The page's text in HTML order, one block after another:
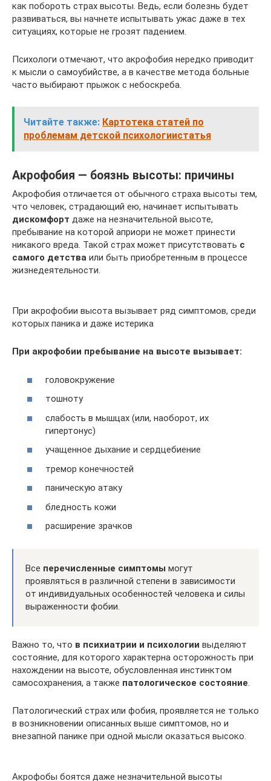
как побороть страх высоты. Ведь, если болезнь будет
развиваться, вы начнете испытывать ужас даже в тех
ситуациях, которые не грозят падением.
Психологи отмечают, что акрофобия нередко приводит
к мысли о самоубийстве, а в качестве метода больные
часто выбирают прыжок с небоскреба.
Читайте также: Картотека статей по
проблемам детской психологиистатья
Акрофобия — боязнь высоты: причины
Акрофобия отличается от обычного страха высоты тем,
что человек, страдающий ею, начинает испытывать
дискомфорт даже на незначительной высоте,
пребывание на которой априори не может принести
никакого вреда. Такой страх может присутствовать с
самого детства или быть приобретенным в процессе
жизнедеятельности.
При акрофобии высота вызывает ряд симптомов, среди
которых паника и даже истерика
При акрофобии пребывание на высоте вызывает:
головокружение
тошноту
слабость в мышцах (или, наоборот, их
гипертонус)
учащенное дыхание и сердцебиение
тремор конечностей
паническую атаку
бледность кожи
расширение зрачков
Все перечисленные симптомы могут
проявляться в различной степени в зависимости
от индивидуальных особенностей человека и силы
выраженности фобии.
Важно то, что в психиатрии и психологии выделяют
состояние, для которого характерна осторожность при
нахождении на высоте, обусловленная инстинктом
самосохранения, а также патологическое состояние.
Патологический страх или фобия, проявляется не только
в возникновении описанных выше симптомов, но и
внезапной панике при одной мысли оказаться высоко.
Акрофобы боятся даже незначительной высоты